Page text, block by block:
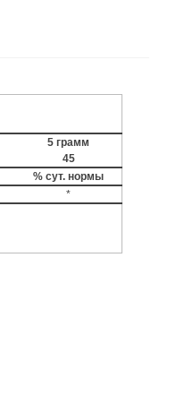
5 грамм
45
% сут. нормы
*